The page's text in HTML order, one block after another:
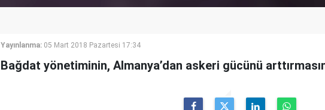
Yayınlanma: 05 Mart 2018 Pazartesi 17:34
Bağdat yönetiminin, Almanya’dan askeri gücünü